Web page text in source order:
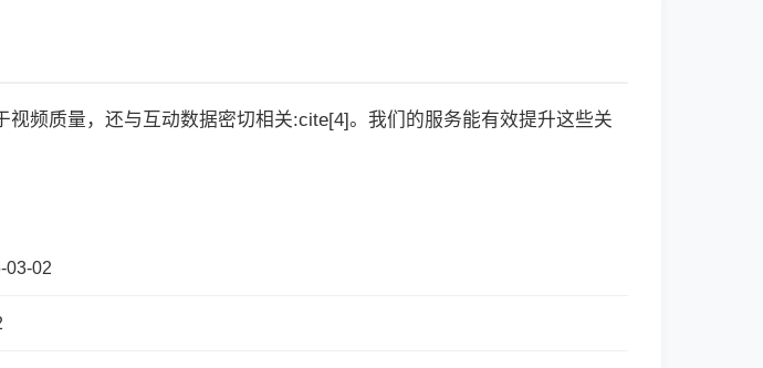
频质量，还与互动数据密切相关:cite[4]。我们的服务能有效提升这些关
03-02